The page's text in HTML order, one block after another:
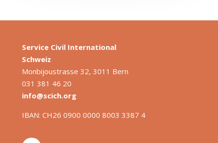
Service Civil International
Schweiz
Monbijoustrasse 32, 3011 Bern
031 381 46 20
info@scich.org
IBAN: CH26 0900 0000 8003 3387 4